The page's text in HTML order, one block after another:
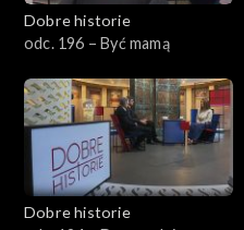
Dobre historie
odc. 196 – Być mamą
Dobre historie